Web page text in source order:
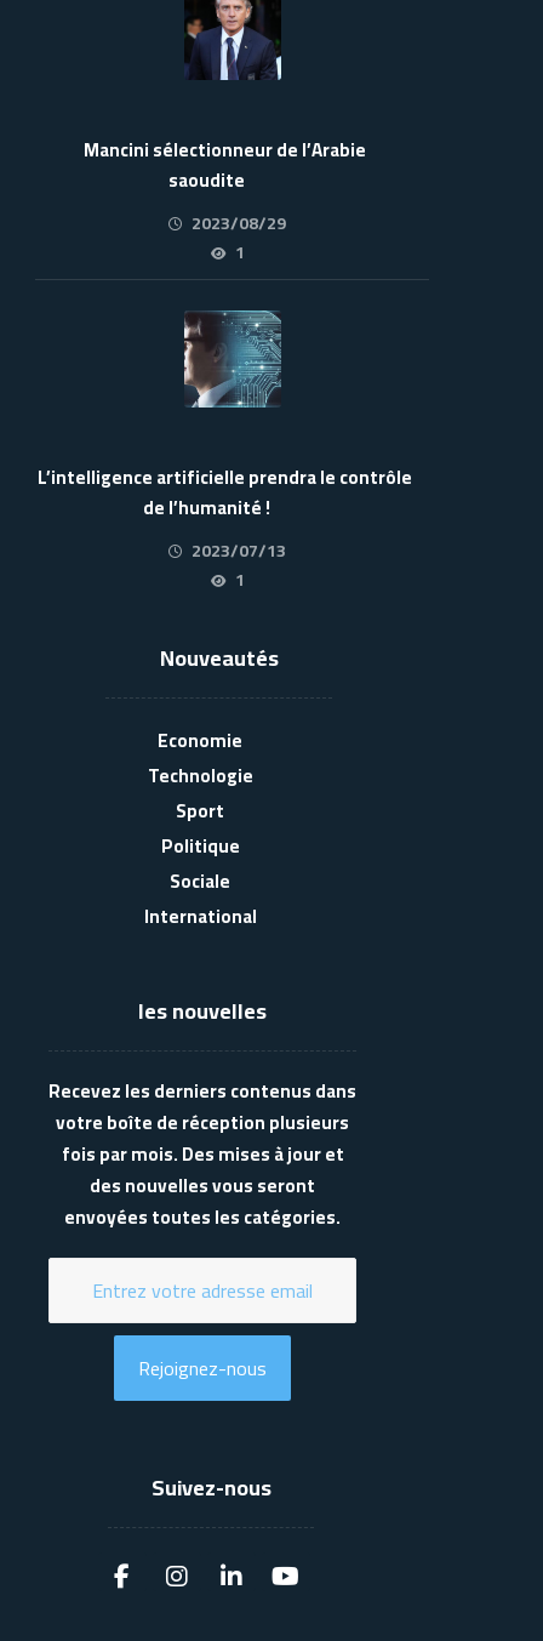
Mancini sélectionneur de l’Arabie
saoudite
2023/08/29
1
L’intelligence artificielle prendra le contrôle
de l’humanité !
2023/07/13
1
Nouveautés
Economie
Technologie
Sport
Politique
Sociale
International
les nouvelles
Recevez les derniers contenus dans
votre boîte de réception plusieurs
fois par mois. Des mises à jour et
des nouvelles vous seront
envoyées toutes les catégories.
Rejoignez-nous
Suivez-nous